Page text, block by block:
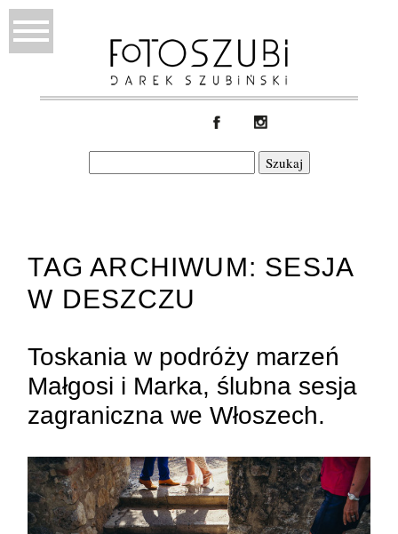
Szukaj:
TAG ARCHIWUM: SESJA
W DESZCZU
Toskania w podróży marzeń
Małgosi i Marka, ślubna sesja
zagraniczna we Włoszech.